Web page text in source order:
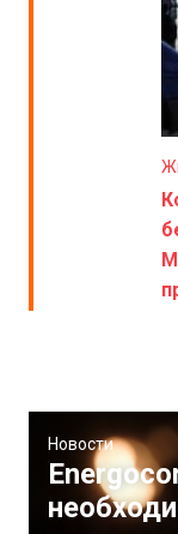
Новости